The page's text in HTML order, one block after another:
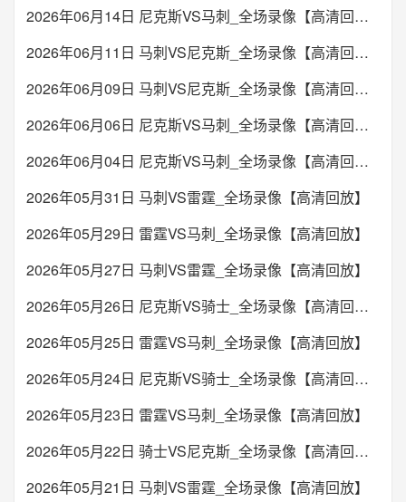
萨尔格里斯 哈伊杜克
18:00 日职联
未开始
19:35
VS
未开始
19:35 中超
上海海港 VS 武汉三镇
未开始
2026年06月14日 尼克斯VS马刺_全场录像【高清回放】
2026年06月11日 马刺VS尼克斯_全场录像【高清回放】
2026年06月09日 马刺VS尼克斯_全场录像【高清回放】
2026年06月06日 尼克斯VS马刺_全场录像【高清回放】
2026年06月04日 尼克斯VS马刺_全场录像【高清回放】
2026年05月31日 马刺VS雷霆_全场录像【高清回放】
2026年05月29日 雷霆VS马刺_全场录像【高清回放】
2026年05月27日 马刺VS雷霆_全场录像【高清回放】
2026年05月26日 尼克斯VS骑士_全场录像【高清回放】
2026年05月25日 雷霆VS马刺_全场录像【高清回放】
2026年05月24日 尼克斯VS骑士_全场录像【高清回放】
2026年05月23日 雷霆VS马刺_全场录像【高清回放】
2026年05月22日 骑士VS尼克斯_全场录像【高清回放】
2026年05月21日 马刺VS雷霆_全场录像【高清回放】